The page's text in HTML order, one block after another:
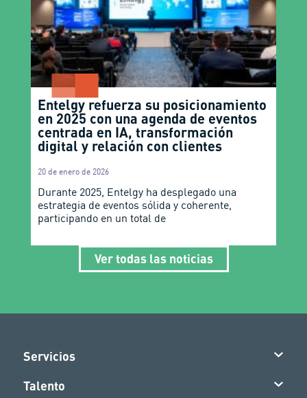
Entelgy refuerza su posicionamiento
en 2025 con una agenda de eventos
centrada en IA, transformación
digital y relación con clientes
20 de enero de 2026
Durante 2025, Entelgy ha desplegado una
estrategia de eventos sólida y coherente,
participando en un total de
Ver todas las noticias
Servicios
Talento